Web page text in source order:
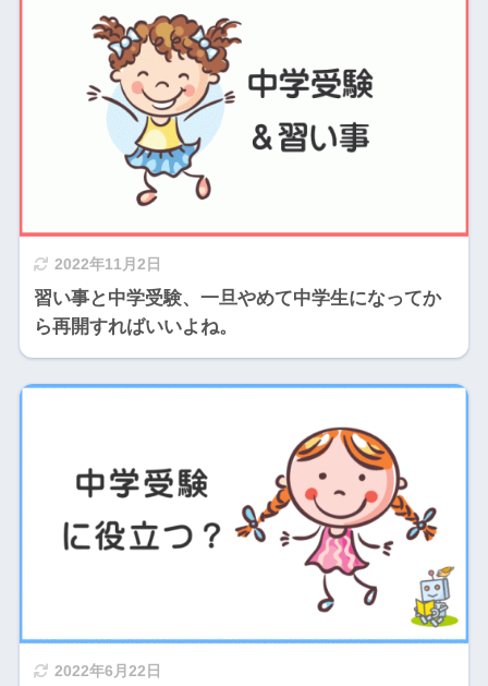
2022年11月2日
習い事と中学受験、一旦やめて中学生になってか
ら再開すればいいよね。
2022年6月22日